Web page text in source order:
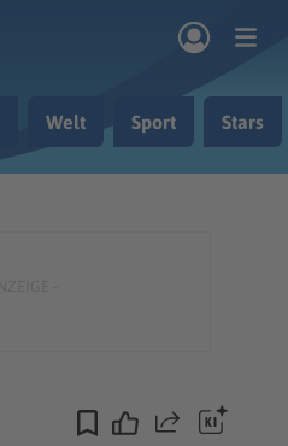
Welt Sport Stars
Teilen